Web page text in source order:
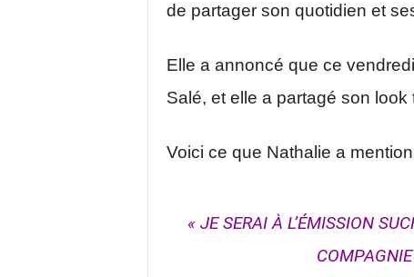
de partager son quotidien et
Elle a annoncé que ce
Salé, et elle a partagé son look
Voici ce que Nathalie a
« JE SERAI À L’ÉMISSION